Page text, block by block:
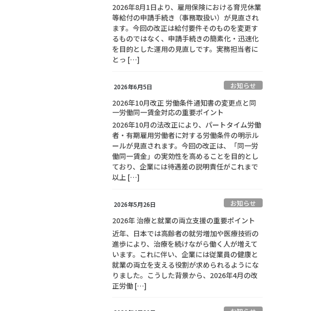
2026年8月1日より、雇用保険における育児休業
等給付の申請手続き（事務取扱い）が見直され
ます。今回の改正は給付要件そのものを変更す
るものではなく、申請手続きの簡素化・迅速化
を目的とした運用の見直しです。実務担当者に
とっ […]
2026年6月5日 お知らせ
2026年10月改正 労働条件通知書の変更点と同
一労働同一賃金対応の重要ポイント
2026年10月の法改正により、パートタイム労働
者・有期雇用労働者に対する労働条件の明示ル
ールが見直されます。今回の改正は、「同一労
働同一賃金」の実効性を高めることを目的とし
ており、企業には待遇差の説明責任がこれまで
以上 […]
2026年5月26日 お知らせ
2026年 治療と就業の両立支援の重要ポイント
近年、日本では高齢者の就労増加や医療技術の
進歩により、治療を続けながら働く人が増えて
います。これに伴い、企業には従業員の健康と
就業の両立を支える役割が求められるようにな
りました。こうした背景から、2026年4月の改
正労働 […]